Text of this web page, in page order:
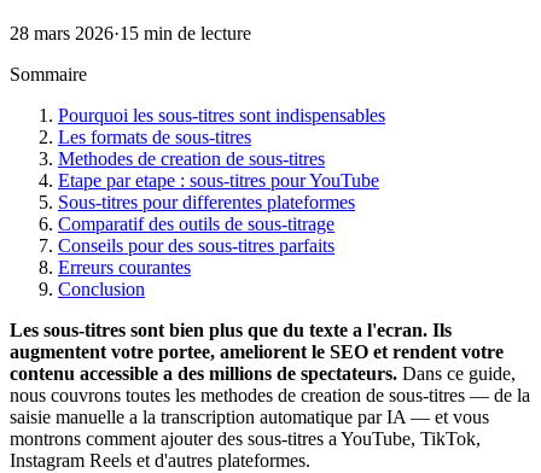
28 mars 2026·15 min de lecture
Sommaire
Pourquoi les sous-titres sont indispensables
Les formats de sous-titres
Methodes de creation de sous-titres
Etape par etape : sous-titres pour YouTube
Sous-titres pour differentes plateformes
Comparatif des outils de sous-titrage
Conseils pour des sous-titres parfaits
Erreurs courantes
Conclusion
Les sous-titres sont bien plus que du texte a l'ecran. Ils
augmentent votre portee, ameliorent le SEO et rendent votre
contenu accessible a des millions de spectateurs. Dans ce guide,
nous couvrons toutes les methodes de creation de sous-titres — de la
saisie manuelle a la transcription automatique par IA — et vous
montrons comment ajouter des sous-titres a YouTube, TikTok,
Instagram Reels et d'autres plateformes.